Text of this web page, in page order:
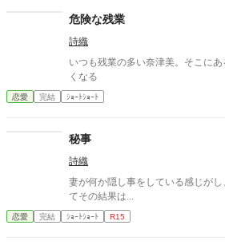
ー。」 保育園に迎えに行かなきゃいけない子、『太陽』。 私は子
供と一緒に・・・暮らしてる。 ーーーーーーーーーーーーーーー
ー 翔馬「おいおい嘘だろ？」 宏斗「子供・・・いたんだ・・。」
航平「いくつん時の子だよ・・・・。」 優弥「マジか・・
消防署で開かれたお祭りに連れて行った太陽。 太
い。・・・太陽の『パパ』になる。」 「俺はひなたが好
せん。 ※感想やコメントは受け付けることができません。 メンタ
ルが薄氷なもので・・・すみません。 言葉も足りませんが読
危険な残業
詩織
いつも残業の多い奈津美。そこに
くなる
恋愛 完結 ｼｮｰﾄｼｮｰﾄ
秘事
詩織
妻が何か隠し事をしている感じが
てその結果は...
恋愛 完結 ｼｮｰﾄｼｮｰﾄ R15